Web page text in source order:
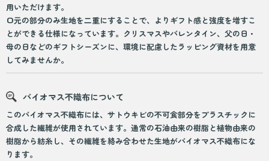
用いただけます。
口元の部分のみ生地を二重にすることで、よりギフト感と強度を増すこ
とができる仕様になっています。クリスマスやバレンタイン、父の日・
母の日などのギフトシーズンに、環境に配慮したラッピング資材を用意
してみませんか。
バイオマス不織布について
このバイオマス不織布には、サトウキビの不可食部分をプラスチックに
合成した繊維が使用されています。通常の石油由来の樹脂と植物由来の
樹脂から紡糸し、その繊維を絡み合わせた生地がバイオマス不織布にな
ります。